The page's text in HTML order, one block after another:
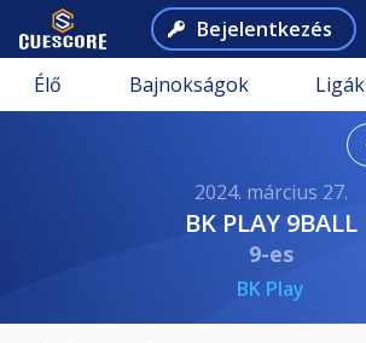
Bejelentkezés
Élő Bajnokságok Ligák
2024. március 27.
BK PLAY 9BALL
9-es
BK Play